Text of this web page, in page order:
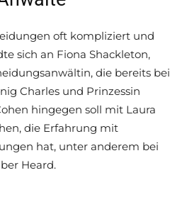
oft kompliziert und
sich an Fiona Shackleton,
die bereits bei
Charles und Prinzessin
hingegen soll mit Laura
die Erfahrung mit
hat, unter anderem bei
Heard.